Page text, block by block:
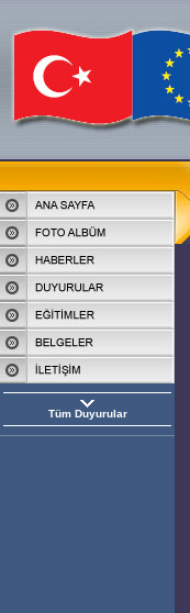
Tüm Duyurular